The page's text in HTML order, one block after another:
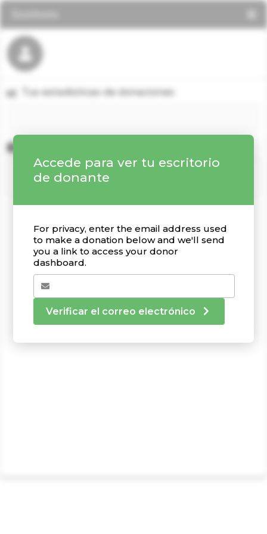
Accede para ver tu escritorio
de donante
For privacy, enter the email address used
to make a donation below and we'll send
you a link to access your donor
dashboard.
Verificar el correo electrónico
Tus estadísticas de donaciones